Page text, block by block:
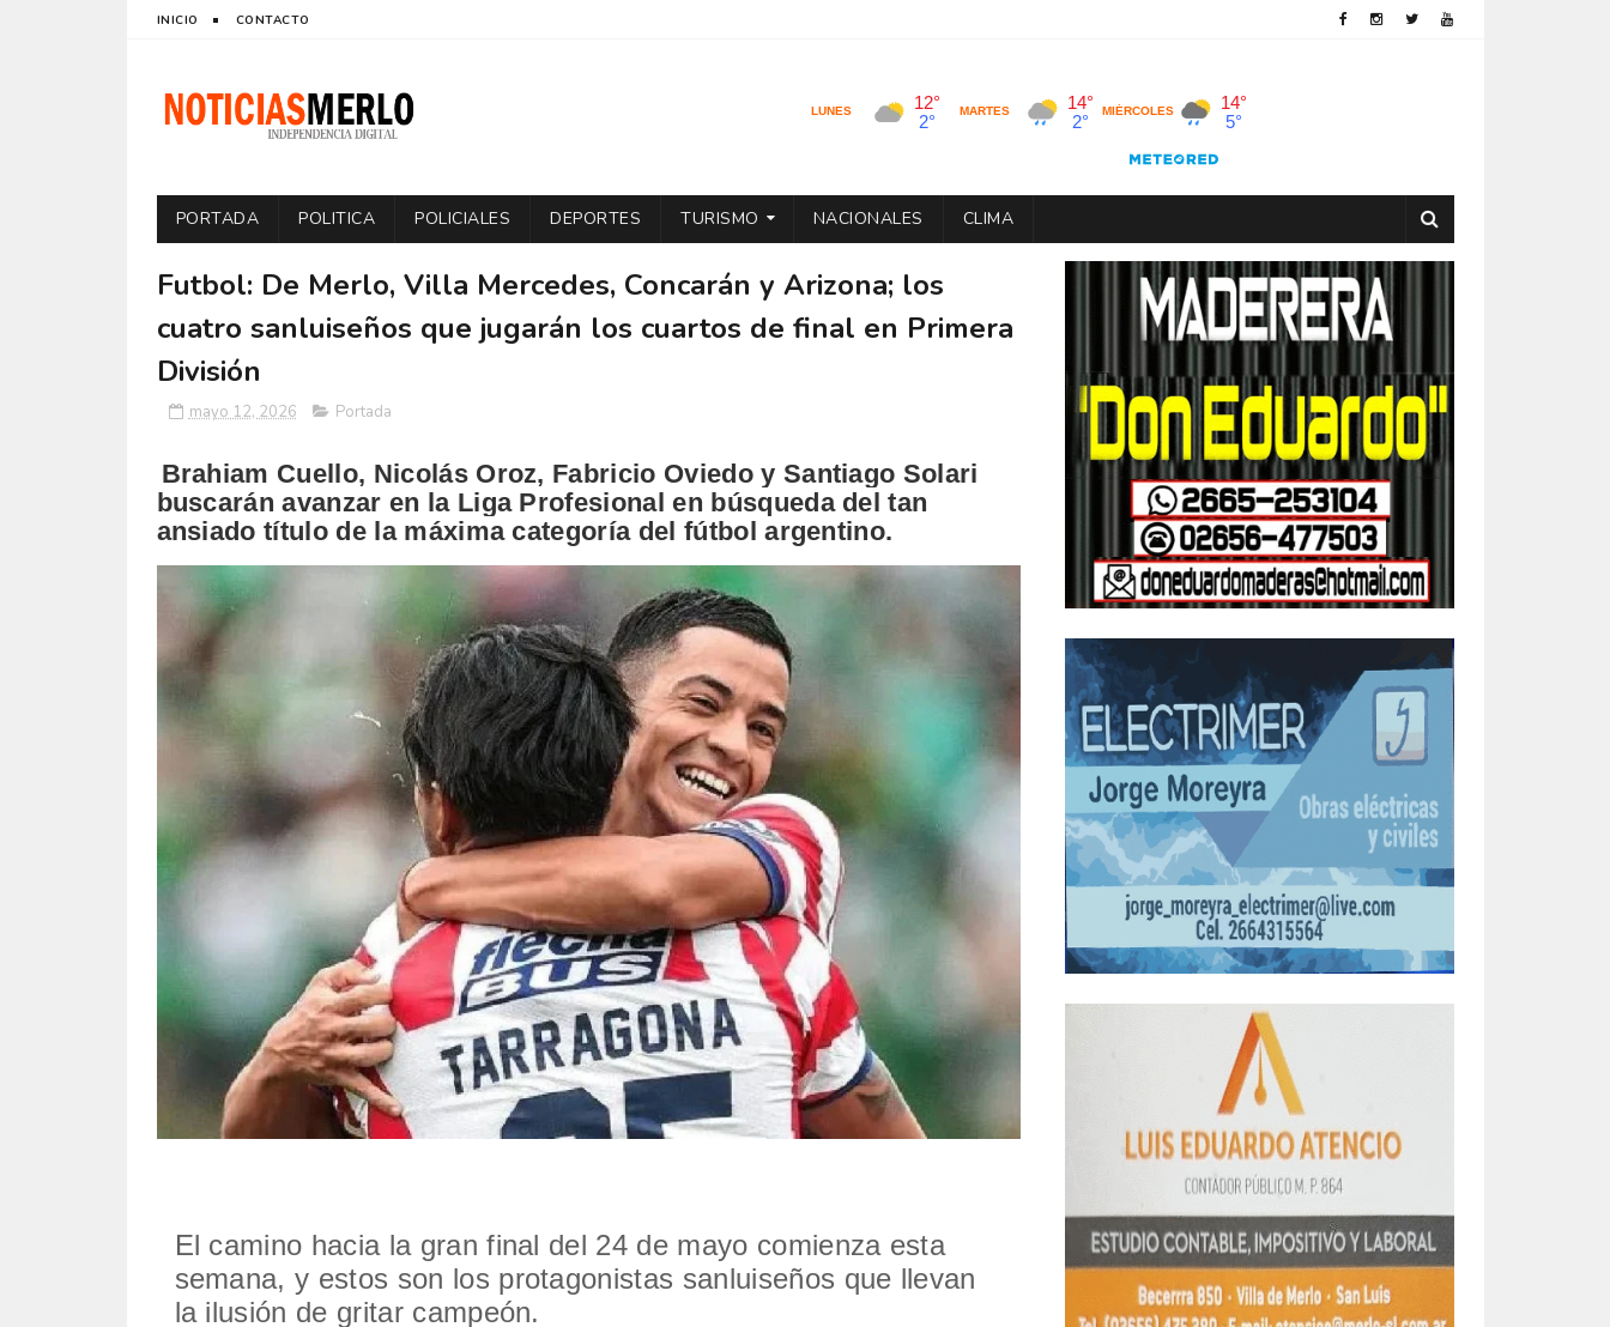
INICIO CONTACTO
PORTADA POLITICA POLICIALES DEPORTES TURISMO NACIONALES CLIMA
Futbol: De Merlo, Villa Mercedes, Concarán y Arizona; los
cuatro sanluiseños que jugarán los cuartos de final en Primera
División
mayo 12, 2026 Portada
Brahiam Cuello, Nicolás Oroz, Fabricio Oviedo y Santiago Solari
buscarán avanzar en la Liga Profesional en búsqueda del tan
ansiado título de la máxima categoría del fútbol argentino.
El camino hacia la gran final del 24 de mayo comienza esta
semana, y estos son los protagonistas sanluiseños que llevan
la ilusión de gritar campeón.